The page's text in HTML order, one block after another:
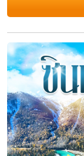
ระยะเวลา
9 วัน 6 คืน
ไฮไลท์Day 1: ท่าอา
ประเทศจีน – เมือง
หลิ่วหยวน - เมืองอุรุ
เอ่อร์จิน – ตลาดกล
วี่ | Day 5: หมู่บ้านเ
เมืองอุรุมชี – ตลาด
ก.ย. 6-14 / 9-17